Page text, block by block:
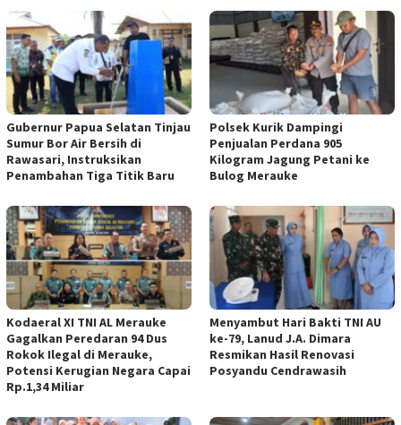
Gubernur Papua Selatan Tinjau
Sumur Bor Air Bersih di
Rawasari, Instruksikan
Penambahan Tiga Titik Baru
Polsek Kurik Dampingi
Penjualan Perdana 905
Kilogram Jagung Petani ke
Bulog Merauke
Kodaeral XI TNI AL Merauke
Gagalkan Peredaran 94 Dus
Rokok Ilegal di Merauke,
Potensi Kerugian Negara Capai
Rp.1,34 Miliar
Menyambut Hari Bakti TNI AU
ke-79, Lanud J.A. Dimara
Resmikan Hasil Renovasi
Posyandu Cendrawasih